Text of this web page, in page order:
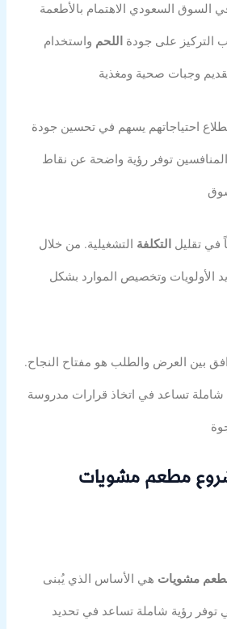
السوق السعودي الاهتمام بالأطعمة
التركيز على جودة اللحم واستخدام
احتياجاتهم يسهم في تحسين جودة
توفر رؤية واضحة عن نقاط
في تقليل التكلفة التشغيلية. من خلال
الأولويات وتخصيص الموارد بشكل
بين العرض والطلب هو مفتاح النجاح.
تساعد في اتخاذ قرارات مدروسة
مطعم مشويات
مشويات هي الأساس الذي يُبنى
توفر رؤية شاملة تساعد في تحديد